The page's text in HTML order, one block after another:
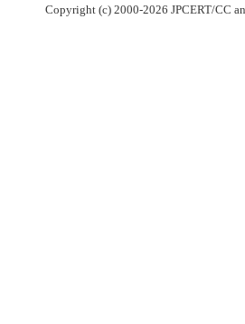
Copyright (c) 2000-2026 JPCERT/CC